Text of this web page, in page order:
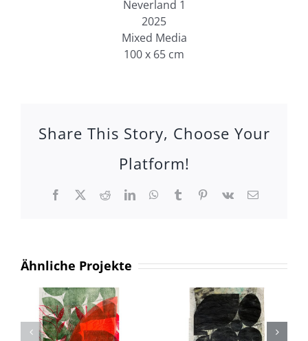
Neverland 1
2025
Mixed Media
100 x 65 cm
Share This Story, Choose Your
Platform!
Facebook
X RedditLinkedInWhatsApp
TumblrPinterest
Vk
E-
Ähnliche Projekte